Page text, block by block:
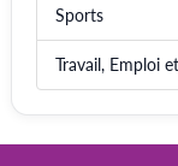
Sports
Travail, Emploi